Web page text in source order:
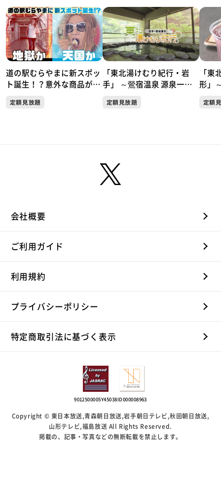
道の駅むらやまに新スポッ
ト誕生！？意外な商品が人
だけしか楽しめない極上の
定額見放題
「東北湯けむり紀行・岩
手」 ～鶯宿温泉 源泉一途
定額見放題
「東
形」
行
定額
会社概要
ご利用ガイド
利用規約
プライバシーポリシー
特定商取引法に基づく表示
9012500005Y45038 ID000008963
Copyright © 東日本放送,青森朝日放送,岩手朝日テレビ,秋田朝日放送,
山形テレビ,福島放送 All Rights Reserved.
掲載の、記事・写真などの無断転載を禁止します。